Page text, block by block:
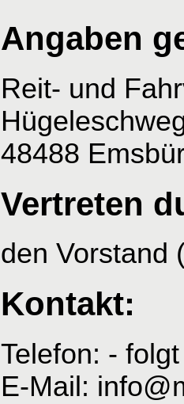
Angaben
Reit- und
48488
Vertreten
den Vorstand
Kontakt:
Telefon: -
E-Mail: